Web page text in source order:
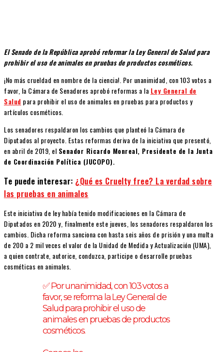
El Senado de la República aprobó reformar la Ley General de Salud para
prohibir el uso de animales en pruebas de productos cosméticos.
¡No más crueldad en nombre de la ciencia!. Por unanimidad, con 103 votos a
favor, la Cámara de Senadores aprobó reformas a la Ley General de
Salud para prohibir el uso de animales en pruebas para productos y
artículos cosméticos.
Los senadores respaldaron los cambios que planteó la Cámara de
Diputados al proyecto. Estas reformas deriva de la iniciativa que presentó,
en abril de 2019, el Senador Ricardo Monreal, Presidente de la Junta
de Coordinación Política (JUCOPO).
Te puede interesar: ¿Qué es Cruelty free? La verdad sobre
las pruebas en animales
Este iniciativa de ley había tenido modificaciones en la Cámara de
Diputados en 2020 y, finalmente este jueves, los senadores respaldaron los
cambios. Dicha reforma sanciona con hasta seis años de prisión y una multa
de 200 a 2 mil veces el valor de la Unidad de Medida y Actualización (UMA),
a quien contrate, autorice, conduzca, participe o desarrolle pruebas
cosméticas en animales.
✅ Por unanimidad, con 103 votos a
favor, se reforma la Ley General de
Salud para prohibir el uso de
animales en pruebas de productos
cosméticos.